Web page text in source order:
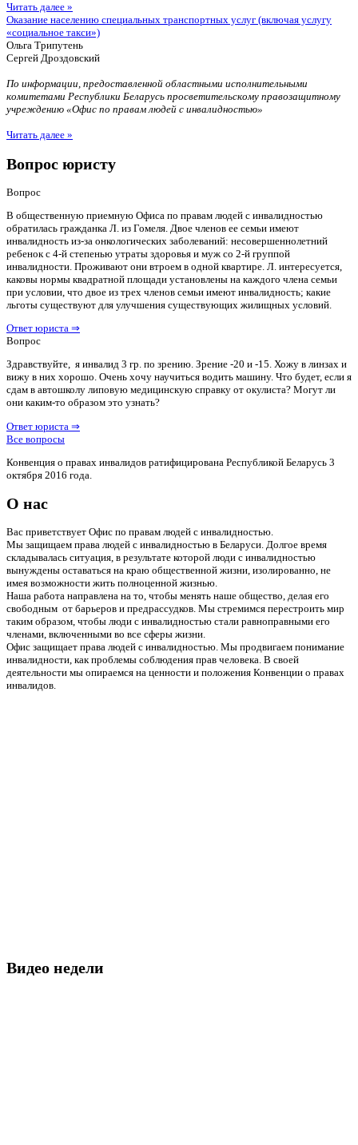
Читать далее »
Оказание населению специальных транспортных услуг (включая услугу
«социальное такси»)
Ольга Трипутень
Сергей Дроздовский
По информации, предоставленной областными исполнительными
комитетами Республики Беларусь просветительскому правозащитному
учреждению «Офис по правам людей с инвалидностью»
Читать далее »
Вопрос юристу
Вопрос
В общественную приемную Офиса по правам людей с инвалидностью
обратилась гражданка Л. из Гомеля. Двое членов ее семьи имеют
инвалидность из-за онкологических заболеваний: несовершеннолетний
ребенок с 4-й степенью утраты здоровья и муж со 2-й группой
инвалидности. Проживают они втроем в одной квартире. Л. интересуется,
каковы нормы квадратной площади установлены на каждого члена семьи
при условии, что двое из трех членов семьи имеют инвалидность; какие
льготы существуют для улучшения существующих жилищных условий.
Ответ юриста ⇒
Вопрос
Здравствуйте, я инвалид 3 гр. по зрению. Зрение -20 и -15. Хожу в линзах и
вижу в них хорошо. Очень хочу научиться водить машину. Что будет, если я
сдам в автошколу липовую медицинскую справку от окулиста? Могут ли
они каким-то образом это узнать?
Ответ юриста ⇒
Все вопросы
Конвенция о правах инвалидов ратифицирована Республикой Беларусь 3
октября 2016 года.
О нас
Вас приветствует Офис по правам людей с инвалидностью.
Мы защищаем права людей с инвалидностью в Беларуси. Долгое время
складывалась ситуация, в результате которой люди с инвалидностью
вынуждены оставаться на краю общественной жизни, изолированно, не
имея возможности жить полноценной жизнью.
Наша работа направлена на то, чтобы менять наше общество, делая его
свободным от барьеров и предрассудков. Мы стремимся перестроить мир
таким образом, чтобы люди с инвалидностью стали равноправными его
членами, включенными во все сферы жизни.
Офис защищает права людей с инвалидностью. Мы продвигаем понимание
инвалидности, как проблемы соблюдения прав человека. В своей
деятельности мы опираемся на ценности и положения Конвенции о правах
инвалидов.
Видео недели